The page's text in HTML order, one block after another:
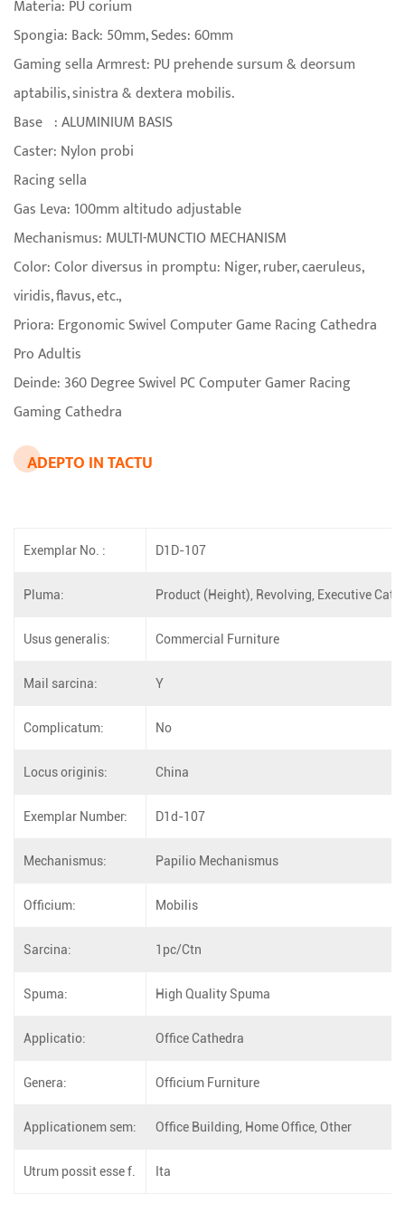
Materia: PU corium
Spongia: Back: 50mm, Sedes: 60mm
Gaming sella Armrest: PU prehende sursum & deorsum
aptabilis, sinistra & dextera mobilis.
Base : ALUMINIUM BASIS
Caster: Nylon probi
Racing sella
Gas Leva: 100mm altitudo adjustable
Mechanismus: MULTI-MUNCTIO MECHANISM
Color: Color diversus in promptu: Niger, ruber, caeruleus,
viridis, flavus, etc.,
Priora: Ergonomic Swivel Computer Game Racing Cathedra
Pro Adultis
Deinde: 360 Degree Swivel PC Computer Gamer Racing
Gaming Cathedra
ADEPTO IN TACTU
Exemplar No. : D1D-107
Pluma: Product (Height), Revolving, Executive
Usus generalis: Commercial Furniture
Mail sarcina: Y
Complicatum: No
Locus originis: China
Exemplar Number: D1d-107
Mechanismus: Papilio Mechanismus
Officium: Mobilis
Sarcina: 1pc/Ctn
Spuma: High Quality Spuma
Applicatio: Office Cathedra
Genera: Officium Furniture
Applicationem sem: Office Building, Home Office, Other
Utrum possit esse f. Ita